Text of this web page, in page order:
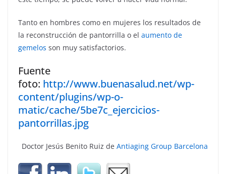
Tanto en hombres como en mujeres los resultados de
la reconstrucción de pantorrilla o el aumento de
gemelos son muy satisfactorios.
Fuente
foto: http://www.buenasalud.net/wp-
content/plugins/wp-o-
matic/cache/5be7c_ejercicios-
pantorrillas.jpg
Doctor Jesús Benito Ruiz de Antiaging Group Barcelona